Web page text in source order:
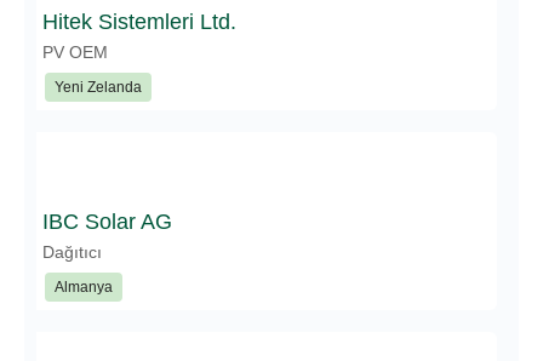
Hitek Sistemleri Ltd.
PV OEM
Yeni Zelanda
IBC Solar AG
Dağıtıcı
Almanya